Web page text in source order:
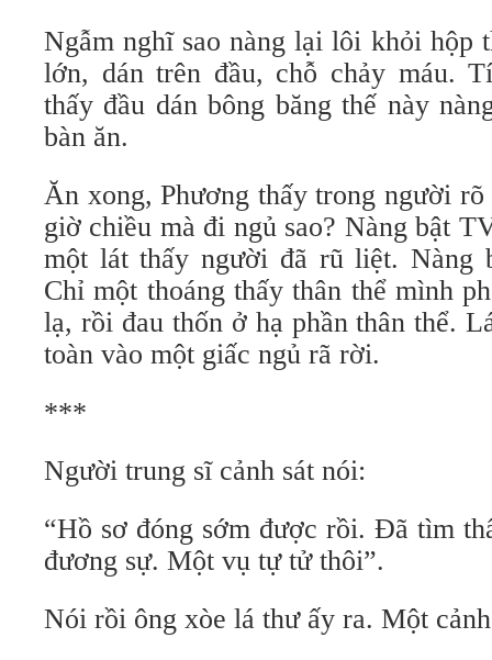
Ngẫm nghĩ sao nàng lại lôi khỏi hộp
lớn, dán trên đầu, chỗ chảy máu.
thấy đầu dán bông băng thế này
bàn ăn.
Ăn xong, Phương thấy trong người rõ
giờ chiều mà đi ngủ sao? Nàng bật
một lát thấy người đã rũ liệt. Nàng
Chỉ một thoáng thấy thân thể mình
lạ, rồi đau thốn ở hạ phần thân thể.
toàn vào một giấc ngủ rã rời.
***
Người trung sĩ cảnh sát nói:
“Hồ sơ đóng sớm được rồi. Đã tìm
đương sự. Một vụ tự tử thôi”.
Nói rồi ông xòe lá thư ấy ra. Một